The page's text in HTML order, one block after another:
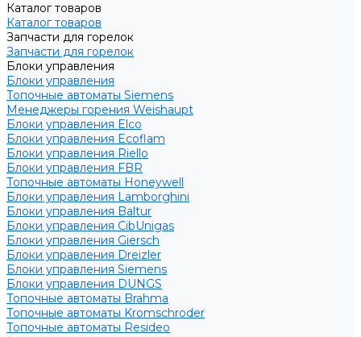
Каталог товаров
Каталог товаров
Запчасти для горелок
Запчасти для горелок
Блоки управления
Блоки управления
Топочные автоматы Siemens
Менеджеры горения Weishaupt
Блоки управления Elco
Блоки управления Ecoflam
Блоки управления Riello
Блоки управления FBR
Топочные автоматы Honeywell
Блоки управления Lamborghini
Блоки управления Baltur
Блоки управления CibUnigas
Блоки управления Giersch
Блоки управления Dreizler
Блоки управления Siemens
Блоки управления DUNGS
Топочные автоматы Brahma
Топочные автоматы Kromschroder
Топочные автоматы Resideo